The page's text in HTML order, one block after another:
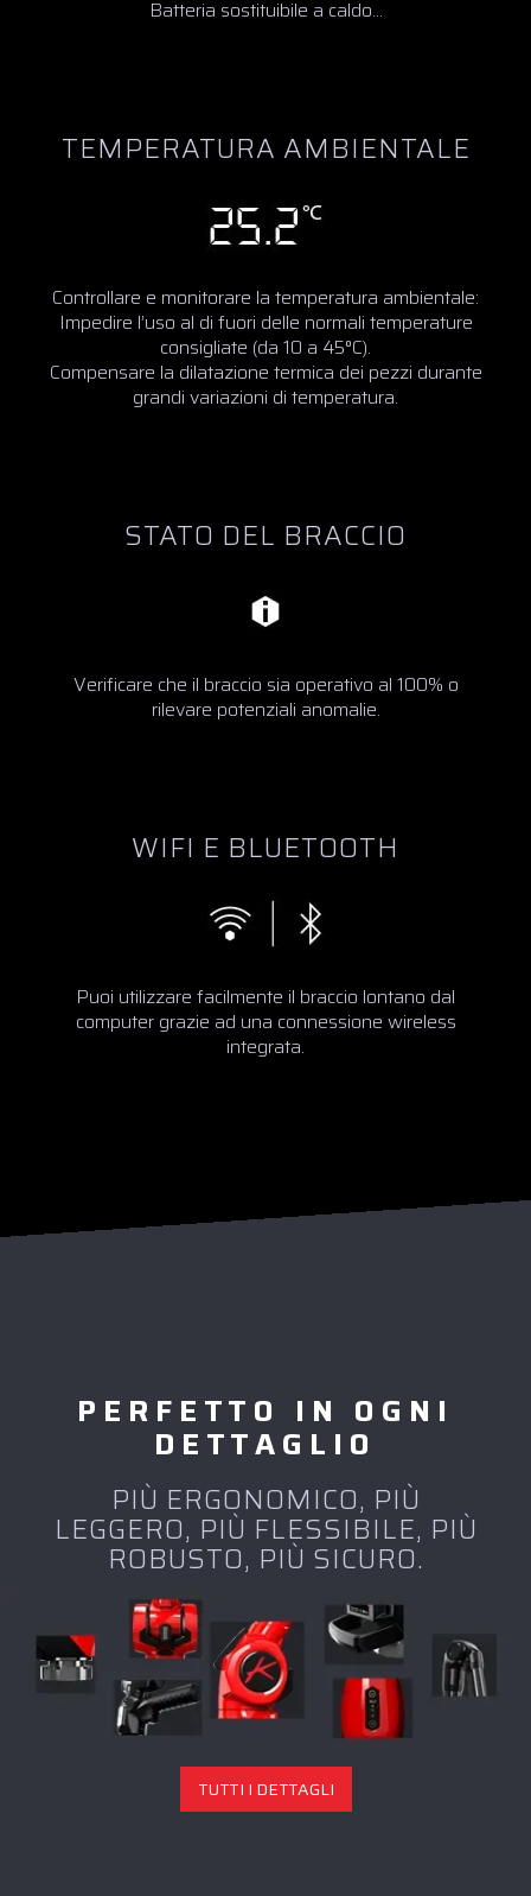
Batteria sostituibile a caldo...
TEMPERATURA AMBIENTALE
Controllare e monitorare la temperatura ambientale:
Impedire l’uso al di fuori delle normali temperature
consigliate (da 10 a 45°C).
Compensare la dilatazione termica dei pezzi durante
grandi variazioni di temperatura.
STATO DEL BRACCIO
Verificare che il braccio sia operativo al 100% o
rilevare potenziali anomalie.
WIFI E BLUETOOTH
Puoi utilizzare facilmente il braccio lontano dal
computer grazie ad una connessione wireless
integrata.
PERFETTO IN OGNI
DETTAGLIO
PIÙ ERGONOMICO, PIÙ
LEGGERO, PIÙ FLESSIBILE, PIÙ
ROBUSTO, PIÙ SICURO.
TUTTI I DETTAGLI